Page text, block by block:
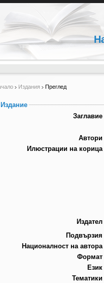
Издания Преглед
Издание
Заглавие
Автори
Илюстрации на корица
Издател
Подвързия
Националност на автора
Формат
Език
Тематики